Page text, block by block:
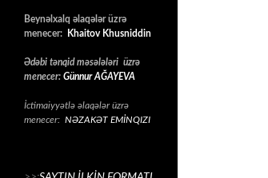
Beynəlxalq əlaqələr üzrə
menecer:
Khaitov Khusniddin
Ədəbi tənqid məsələləri üzrə
menecer: Günnur AĞAYEVA
İctimaiyyətlə əlaqələr üzrə
menecer: NƏZAKƏT EMİNQIZI